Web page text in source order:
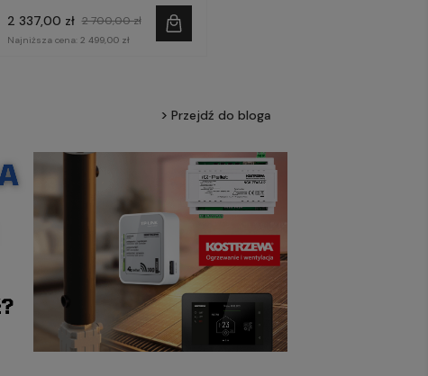
2 337,00 zł 2 700,00 zł
Najniższa cena: 2 499,00 zł
Przejdź do bloga